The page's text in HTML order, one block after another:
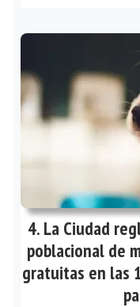
La Ciudad
poblacional de
gratuitas en las